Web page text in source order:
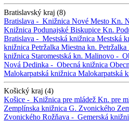
Bratislavský kraj (8)
Bratislava - Knižnica Nové Mesto Kn.
Knižnica Podunajské Biskupice Kn.
Bratislava - Mestská knižnica Mestská
knižnica Petržalka Miestna kn. Petržalka
knižnica Staromestská kn. Malinovo -
Nová Dedinka - Obecná knižnica
Malokarpatská knižnica Malokarpatská
Košický kraj (4)
Košice - Knižnica pre mládež Kn. pre
Zemplínska knižnica G. Zvonického
Zvonického Rožňava - Gemerská